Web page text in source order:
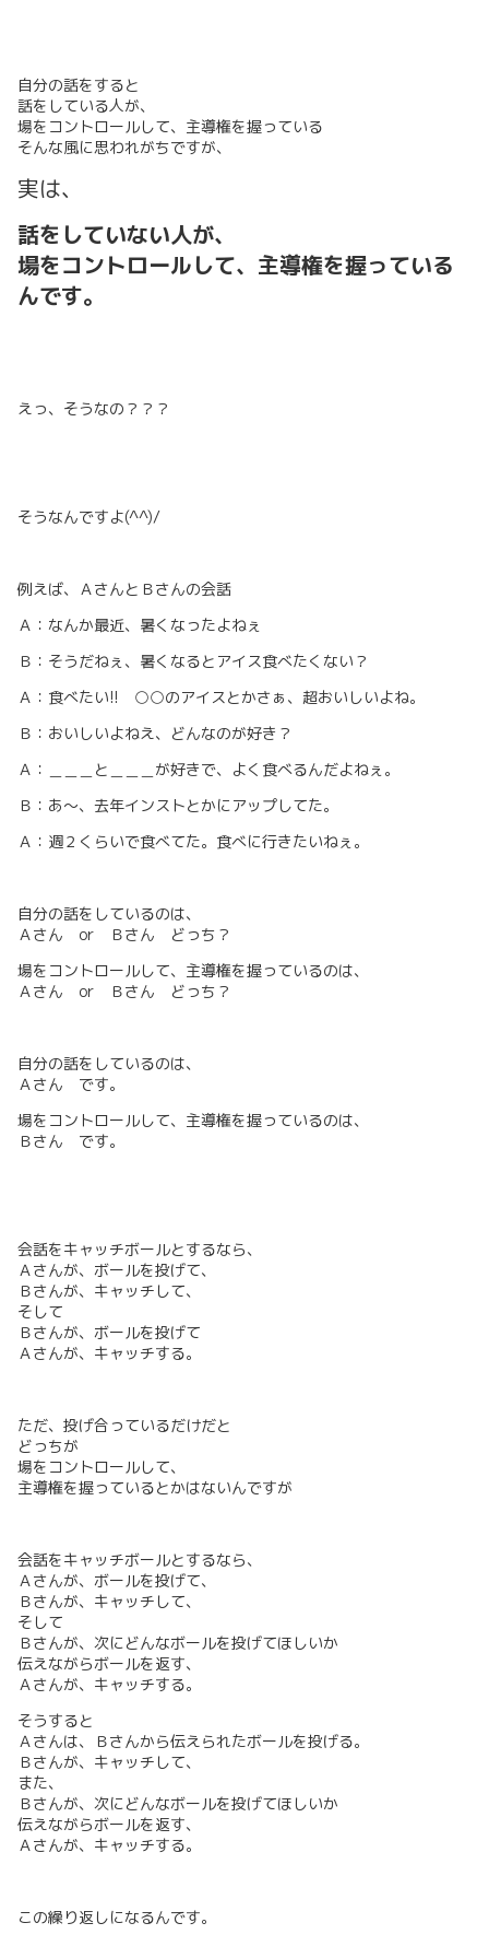
自分の話をすると
話をしている人が、
場をコントロールして、主導権を握っている
そんな風に思われがちですが、
実は、
話をしていない人が、
場をコントロールして、主導権を握っている
んです。
えっ、そうなの？？？
そうなんですよ(^^)/
例えば、ＡさんとＢさんの会話
Ａ：なんか最近、暑くなったよねぇ
Ｂ：そうだねぇ、暑くなるとアイス食べたくない？
Ａ：食べたい!! ○○のアイスとかさぁ、超おいしいよね。
Ｂ：おいしいよねえ、どんなのが好き？
Ａ：＿＿＿と＿＿＿が好きで、よく食べるんだよねぇ。
Ｂ：あ～、去年インストとかにアップしてた。
Ａ：週２くらいで食べてた。食べに行きたいねぇ。
自分の話をしているのは、
Ａさん or Ｂさん どっち？
場をコントロールして、主導権を握っているのは、
Ａさん or Ｂさん どっち？
自分の話をしているのは、
Ａさん です。
場をコントロールして、主導権を握っているのは、
Ｂさん です。
会話をキャッチボールとするなら、
Ａさんが、ボールを投げて、
Ｂさんが、キャッチして、
そして
Ｂさんが、ボールを投げて
Ａさんが、キャッチする。
ただ、投げ合っているだけだと
どっちが
場をコントロールして、
主導権を握っているとかはないんですが
会話をキャッチボールとするなら、
Ａさんが、ボールを投げて、
Ｂさんが、キャッチして、
そして
Ｂさんが、次にどんなボールを投げてほしいか
伝えながらボールを返す、
Ａさんが、キャッチする。
そうすると
Ａさんは、Ｂさんから伝えられたボールを投げる。
Ｂさんが、キャッチして、
また、
Ｂさんが、次にどんなボールを投げてほしいか
伝えながらボールを返す、
Ａさんが、キャッチする。
この繰り返しになるんです。